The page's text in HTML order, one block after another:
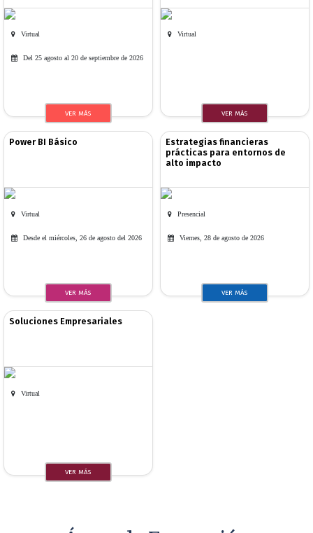
Virtual
Del 25 agosto al 20 de septiembre de 2026
VER MÁS
Virtual
VER MÁS
Power BI Básico
Virtual
Desde el miércoles, 26 de agosto del 2026
VER MÁS
Estrategias financieras
prácticas para entornos de
alto impacto
Presencial
Viernes, 28 de agosto de 2026
VER MÁS
Soluciones Empresariales
Virtual
VER MÁS